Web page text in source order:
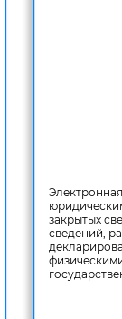
закрытых
сведений,